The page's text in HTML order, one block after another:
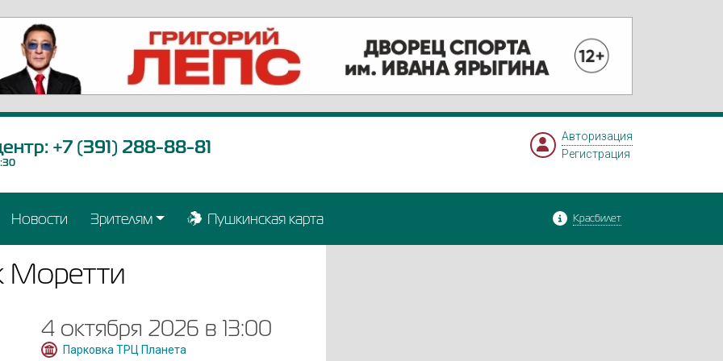
+7 (391) 288-88-81
Авторизация
Регистрация
Новости Зрителям Пушкинская карта Красбилет
Моретти
4 октября 2026 в 13:00
Парковка ТРЦ Планета